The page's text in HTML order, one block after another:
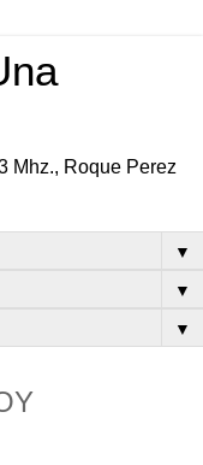
Mhz., Roque Perez
▼
▼
▼